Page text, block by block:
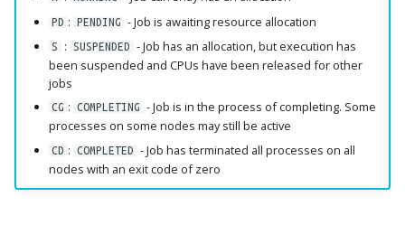
PD : PENDING - Job is awaiting resource allocation
S : SUSPENDED
- Job has an allocation, but execution has
been suspended and CPUs have been released for other
jobs
CG : COMPLETING
- Job is in the process of completing. Some
processes on some nodes may still be active
CD : COMPLETED
- Job has terminated all processes on all
nodes with an exit code of zero